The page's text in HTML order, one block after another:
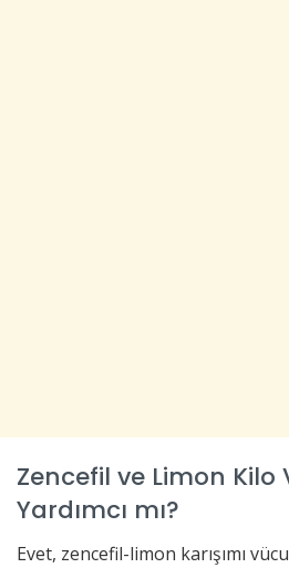
Zencefil ve Limon Kilo
Yardımcı mı?
Evet, zencefil-limon karışımı